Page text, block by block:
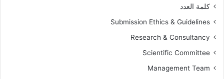
كلمة العدد
Submission Ethics & Guidelines
Research & Consultancy
Scientific Committee
Management Team